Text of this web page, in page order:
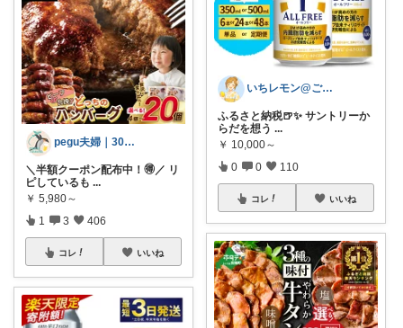
pegu夫婦｜30代ふたり暮らし🌿
＼半額クーポン配布中！🉐／ リ
ピしているも ...
￥ 5,980～
1 3 406
コレ いいね
いちレモン@ご購入感謝です🍋✨️
ふるさと納税🍺✨️ サントリーか
らだを想う ...
￥ 10,000～
0 0 110
コレ いいね